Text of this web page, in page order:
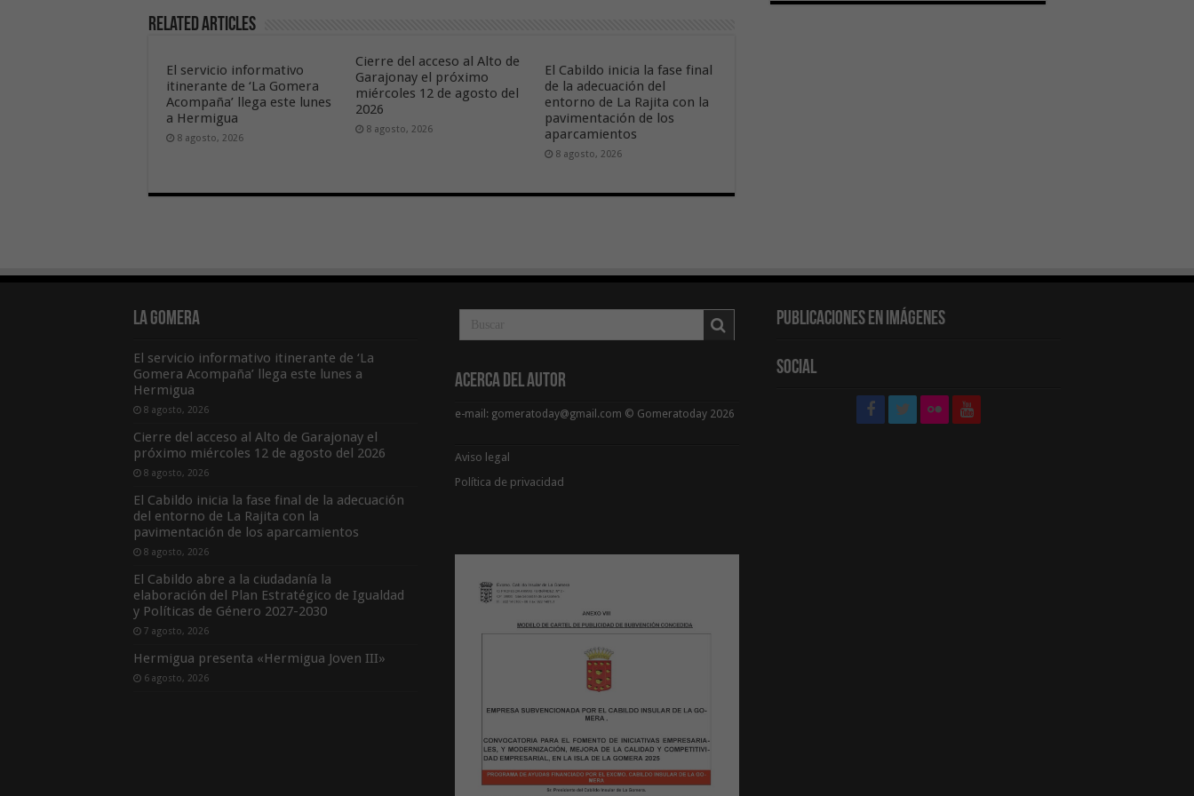
Related Articles
El servicio informativo
itinerante de ‘La Gomera
Acompaña’ llega este lunes
a Hermigua
8 agosto, 2026
Cierre del acceso al Alto de
Garajonay el próximo
miércoles 12 de agosto del
2026
8 agosto, 2026
El Cabildo inicia la fase final
de la adecuación del
entorno de La Rajita con la
pavimentación de los
aparcamientos
8 agosto, 2026
La Gomera
El servicio informativo itinerante de ‘La
Gomera Acompaña’ llega este lunes a
Hermigua
8 agosto, 2026
Cierre del acceso al Alto de Garajonay el
próximo miércoles 12 de agosto del 2026
8 agosto, 2026
El Cabildo inicia la fase final de la adecuación
del entorno de La Rajita con la
pavimentación de los aparcamientos
8 agosto, 2026
El Cabildo abre a la ciudadanía la
elaboración del Plan Estratégico de Igualdad
y Políticas de Género 2027-2030
7 agosto, 2026
Hermigua presenta «Hermigua Joven III»
6 agosto, 2026
Acerca del Autor
e-mail: gomeratoday@gmail.com © Gomeratoday 2026
Aviso legal
Política de privacidad
Publicaciones en Imágenes
Social